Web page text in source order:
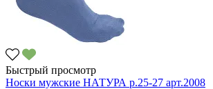
Быстрый просмотр
Носки мужские НАТУРА р.25-27 арт.2008